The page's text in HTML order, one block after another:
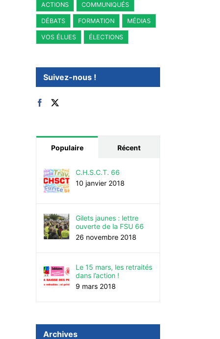
ACTIONS COMMUNIQUÉS
DÉBATS FORMATION MÉDIAS
VOS ÉLUES ÉLECTIONS
Suivez-nous !
Populaire Récent
C.H.S.C.T. 66
10 janvier 2018
Gilets jaunes : lettre
ouverte de la FSU 66
26 novembre 2018
Le 15 mars, les retraités
dans l’action !
9 mars 2018
Archives